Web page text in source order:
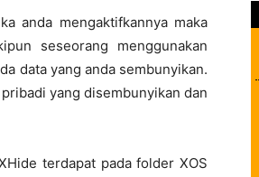
anda mengaktifkannya maka
seseorang menggunakan
data yang anda sembunyikan.
yang disembunyikan dan
terdapat pada folder XOS